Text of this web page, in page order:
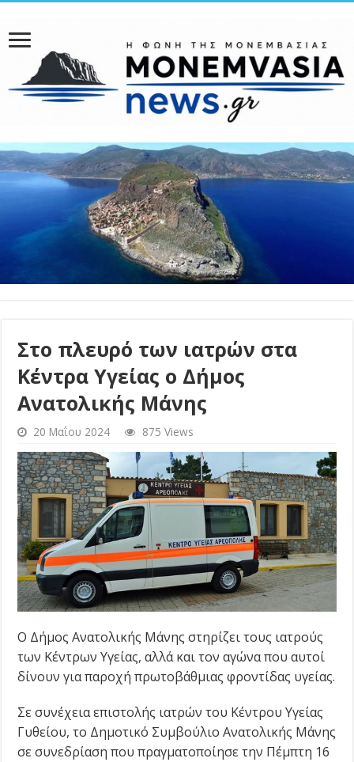
Στο πλευρό των ιατρών στα
Κέντρα Υγείας ο Δήμος
Ανατολικής Μάνης
20 Μαΐου 2024 875 Views
Ο Δήμος Ανατολικής Μάνης στηρίζει τους ιατρούς
των Κέντρων Υγείας, αλλά και τον αγώνα που αυτοί
δίνουν για παροχή πρωτοβάθμιας φροντίδας υγείας.
Σε συνέχεια επιστολής ιατρών του Κέντρου Υγείας
Γυθείου, το Δημοτικό Συμβούλιο Ανατολικής Μάνης
σε συνεδρίαση που πραγματοποίησε την Πέμπτη 16